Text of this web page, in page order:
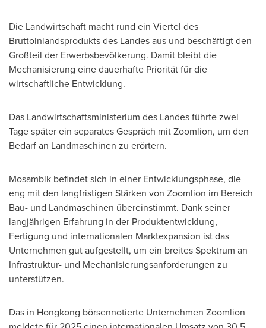
Die Landwirtschaft macht rund ein Viertel des
Bruttoinlandsprodukts des Landes aus und beschäftigt den
Großteil der Erwerbsbevölkerung. Damit bleibt die
Mechanisierung eine dauerhafte Priorität für die
wirtschaftliche Entwicklung.
Das Landwirtschaftsministerium des Landes führte zwei
Tage später ein separates Gespräch mit Zoomlion, um den
Bedarf an Landmaschinen zu erörtern.
Mosambik befindet sich in einer Entwicklungsphase, die
eng mit den langfristigen Stärken von Zoomlion im Bereich
Bau- und Landmaschinen übereinstimmt. Dank seiner
langjährigen Erfahrung in der Produktentwicklung,
Fertigung und internationalen Marktexpansion ist das
Unternehmen gut aufgestellt, um ein breites Spektrum an
Infrastruktur- und Mechanisierungsanforderungen zu
unterstützen.
Das in Hongkong börsennotierte Unternehmen Zoomlion